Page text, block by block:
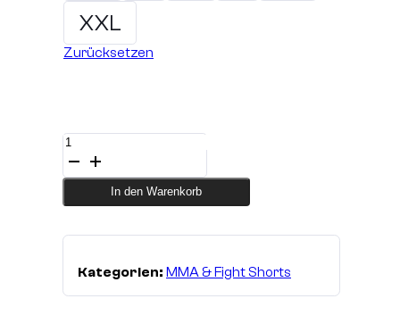
XXL
Zurücksetzen
MMA
Short
Red/Black
Micro
In den Warenkorb
Kategorien: MMA & Fight Shorts